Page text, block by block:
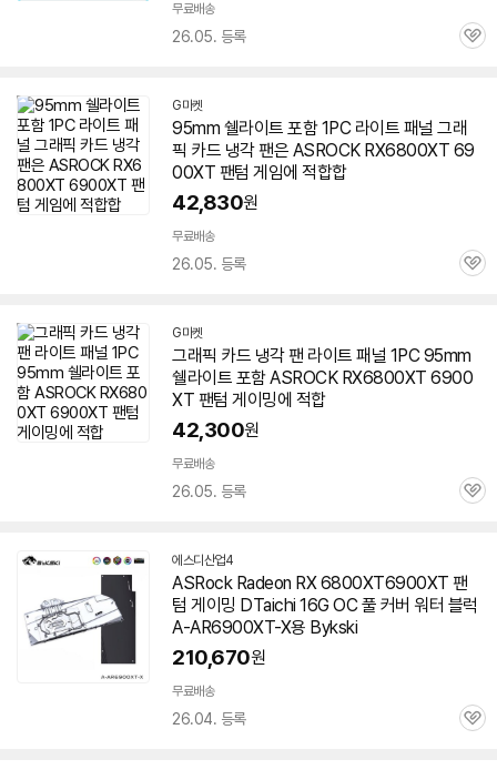
무료배송
26.05. 등록
관
G마켓
95mm 쉘라이트 포함 1PC 라이트 패널 그래
픽 카드 냉각 팬은 ASROCK RX6800XT 69
00XT 팬텀 게임에 적합합
42,830원
무료배송
26.05. 등록
관
G마켓
그래픽 카드 냉각 팬 라이트 패널 1PC 95mm
쉘라이트 포함 ASROCK RX6800XT 6900
XT 팬텀 게이밍에 적합
42,300원
무료배송
26.05. 등록
관
에스디산업4네
이
버
페
ASRock Radeon RX 6800XT6900XT 팬
텀 게이밍 DTaichi 16G OC 풀 커버 워터 블럭
A-AR6900XT-X용 Bykski
210,670원
무료배송
26.04. 등록
관